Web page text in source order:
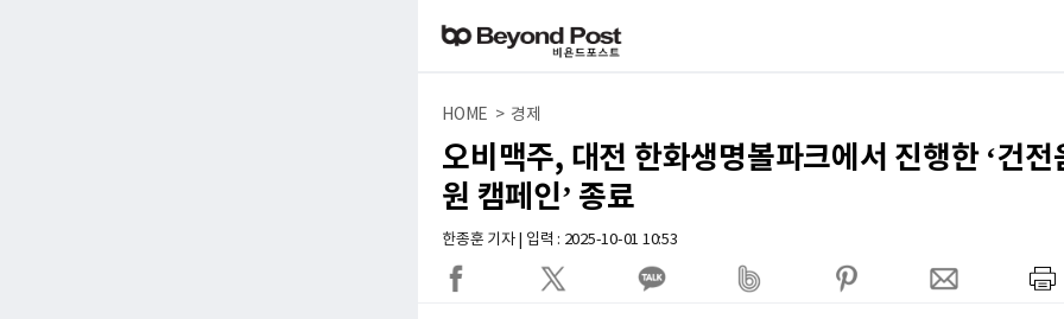
HOME > 경제
오비맥주, 대전 한화생명볼파크에서 진행한 ‘건전
원 캠페인’ 종료
한종훈 기자 | 입력 : 2025-10-01 10:53